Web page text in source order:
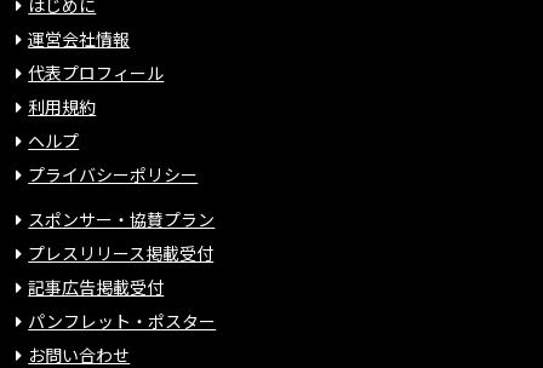
はじめに
運営会社情報
代表プロフィール
利用規約
ヘルプ
プライバシーポリシー
スポンサー・協賛プラン
プレスリリース掲載受付
記事広告掲載受付
パンフレット・ポスター
お問い合わせ